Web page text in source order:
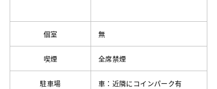
個室 無
喫煙 全席禁煙
駐車場
車：近隣にコインパーク有